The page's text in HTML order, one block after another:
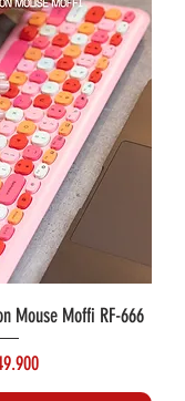
Mouse Moffi RF-666